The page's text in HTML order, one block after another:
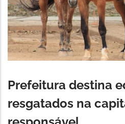
Prefeitura destina
resgatados na